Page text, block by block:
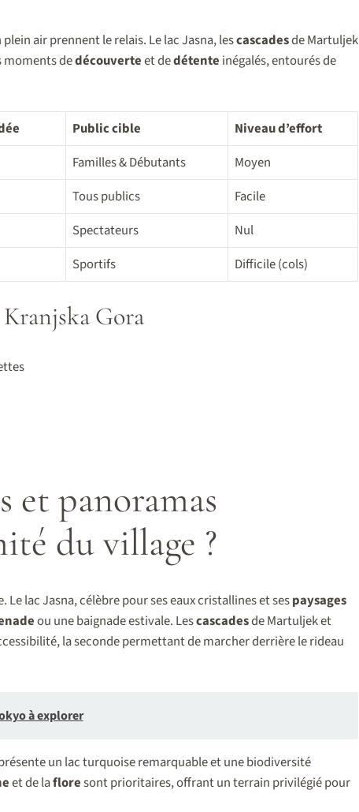
plein air prennent le relais. Le lac Jasna, lescascadesde Martuljek
moments dedécouverteet dedétente inégalés, entourés de
Public cible
Niveau d’effort
Familles & Débutants
Moyen
Tous publics
Facile
Spectateurs
Nul
Sportifs Difficile (cols)
Gora
et panoramas
du village ?
Le lac Jasna, célèbre pour ses eaux cristallines et sespaysages
ou une baignade estivale. Lescascadesde Martuljek et
la seconde permettant de marcher derrière le rideau
à explorer
un lac turquoise remarquable et une biodiversité
et de lafloresont prioritaires, offrant un terrain privilégié pour